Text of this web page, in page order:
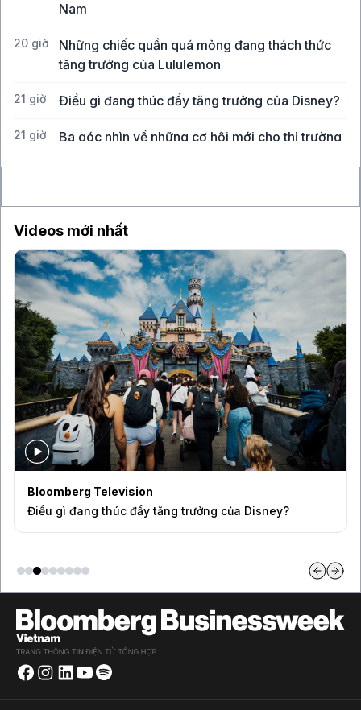
Nam
20 giờ
Những chiếc quần quá mỏng đang thách thức
tăng trưởng của Lululemon
21 giờ Điều gì đang thúc đẩy tăng trưởng của Disney?
21 giờ
Ba góc nhìn về những cơ hội mới cho thị trường
Videos mới nhất
Bloomberg Television
Điều gì đang thúc đẩy tăng trưởng của Disney?